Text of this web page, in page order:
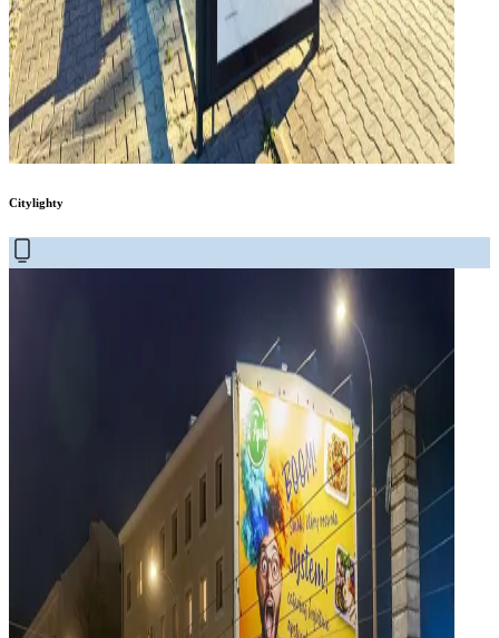
Citylighty